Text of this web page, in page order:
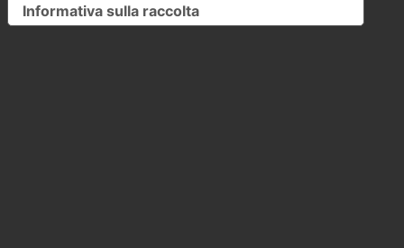
Informativa sulla raccolta